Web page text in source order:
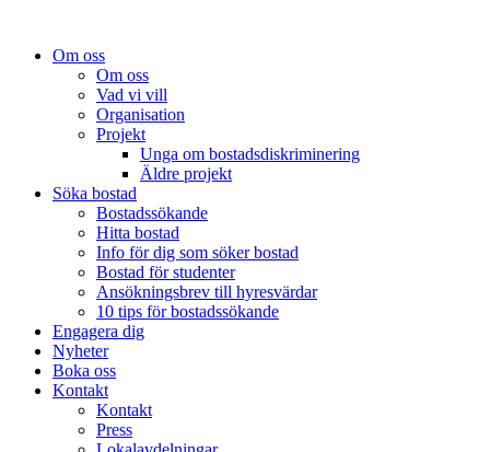
Om oss
Om oss
Vad vi vill
Organisation
Projekt
Unga om bostadsdiskriminering
Äldre projekt
Söka bostad
Bostadssökande
Hitta bostad
Info för dig som söker bostad
Bostad för studenter
Ansökningsbrev till hyresvärdar
10 tips för bostadssökande
Engagera dig
Nyheter
Boka oss
Kontakt
Kontakt
Press